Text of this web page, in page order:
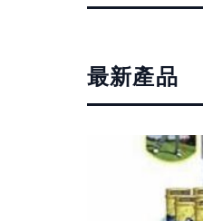
最新產品